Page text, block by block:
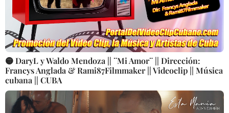
🟡 DaryL y Waldo Mendoza || ¨Mi Amor¨ || Dirección:
Francys Anglada & Rami87Filmmaker || Videoclip || Música
cubana || CUBA